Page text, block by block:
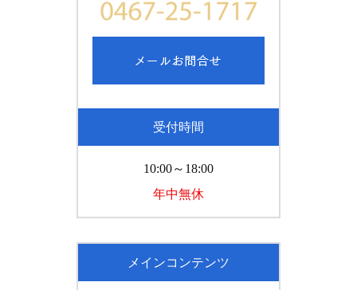
受付時間
10:00～18:00
年中無休
メインコンテンツ